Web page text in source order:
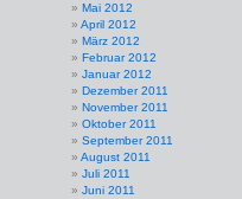
Mai 2012
April 2012
März 2012
Februar 2012
Januar 2012
Dezember 2011
November 2011
Oktober 2011
September 2011
August 2011
Juli 2011
Juni 2011